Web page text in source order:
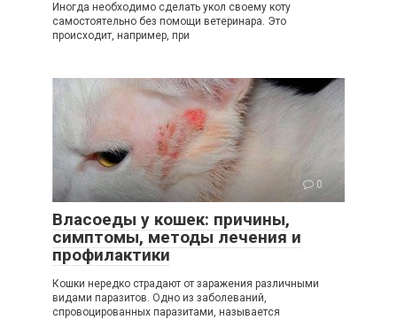
Иногда необходимо сделать укол своему коту
самостоятельно без помощи ветеринара. Это
происходит, например, при
0
Власоеды у кошек: причины,
симптомы, методы лечения и
профилактики
Кошки нередко страдают от заражения различными
видами паразитов. Одно из заболеваний,
спровоцированных паразитами, называется